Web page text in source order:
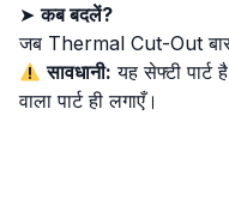
➤कब बदलें?
जब Thermal Cut-Out बार-
सावधानी: यह सेफ्टी पार्ट
वाला पार्ट ही लगाएँ।